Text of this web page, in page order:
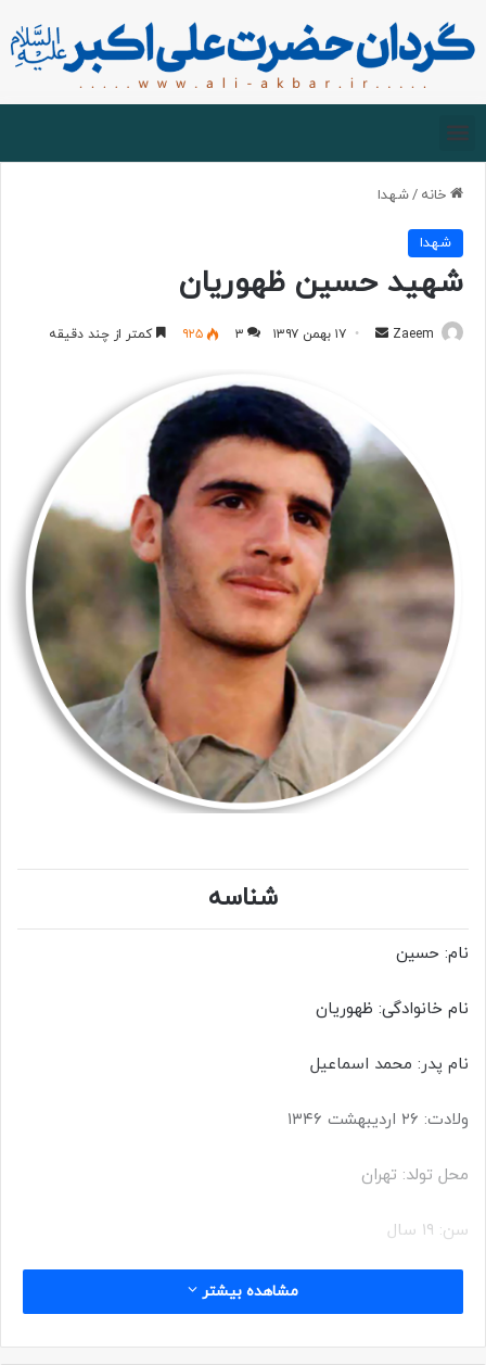
خانه /شهدا
شهدا
شهید حسین ظهوریان
Zaeem ۱۷ بهمن ۱۳۹۷ ۳ ۹۲۵ کمتر از چند دقیقه
شناسه
نام: حسین
نام خانوادگی: ظهوریان
نام پدر: محمد اسماعیل
ولادت: ۲۶ اردیبهشت ۱۳۴۶
محل تولد: تهران
سن: ۱۹ سال
محل شهادت: شلمچه
مشاهده بیشتر